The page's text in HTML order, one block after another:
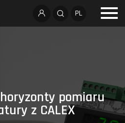
PL
pomiaru
z CALEX